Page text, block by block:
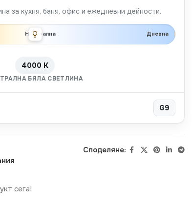
за кухня, баня, офис и ежедневни дейности.
Неутрална Дневна
4000 K
БЯЛА СВЕТЛИНА
G9
Споделяне:
сега!